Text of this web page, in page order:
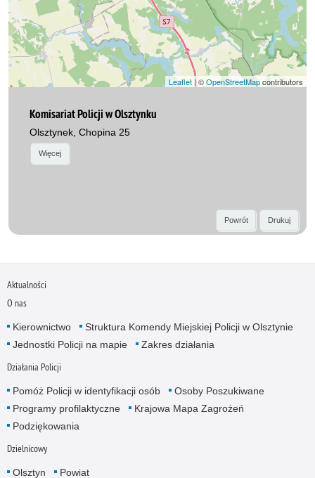
Leaflet | ©OpenStreetMapcontributors
Komisariat Policji w Olsztynku
Olsztynek, Chopina 25
Więcej
Powrót Drukuj
Aktualności
O nas
Kierownictwo
Struktura Komendy Miejskiej Policji w Olsztynie
Jednostki Policji na mapie
Zakres działania
Działania Policji
Pomóż Policji w identyfikacji osób
Osoby Poszukiwane
Programy profilaktyczne
Krajowa Mapa Zagrożeń
Podziękowania
Dzielnicowy
Olsztyn Powiat